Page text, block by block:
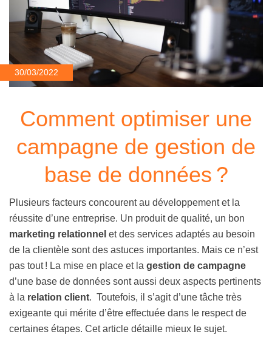
30/03/2022
Comment optimiser une
campagne de gestion de
base de données ?
Plusieurs facteurs concourent au développement et la
réussite d’une entreprise. Un produit de qualité, un bon
marketing relationnel et des services adaptés au besoin
de la clientèle sont des astuces importantes. Mais ce n’est
pas tout ! La mise en place et la gestion de campagne
d’une base de données sont aussi deux aspects pertinents
à la relation client. Toutefois, il s’agit d’une tâche très
exigeante qui mérite d’être effectuée dans le respect de
certaines étapes. Cet article détaille mieux le sujet.